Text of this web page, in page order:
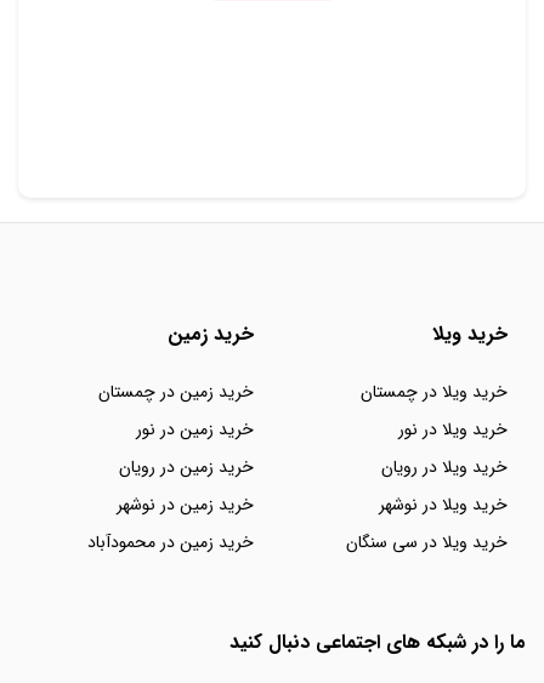
خرید ویلا
خرید ویلا در چمستان
خرید ویلا در نور
خرید ویلا در رویان
خرید ویلا در نوشهر
خرید ویلا در سی سنگان
خرید زمین
خرید زمین در چمستان
خرید زمین در نور
خرید زمین در رویان
خرید زمین در نوشهر
خرید زمین در محمودآباد
ما را در شبکه های اجتماعی دنبال کنید